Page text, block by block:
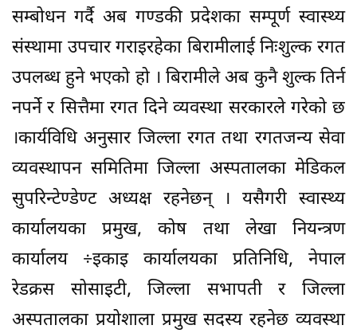
सम्बोधन गर्दै अब गण्डकी प्रदेशका सम्पूर्ण स्वास्थ्य
संस्थामा उपचार गराइरहेका बिरामीलाई निःशुल्क रगत
उपलब्ध हुने भएको हो । बिरामीले अब कुनै शुल्क तिर्न
नपर्ने र सित्तैमा रगत दिने व्यवस्था सरकारले गरेको छ
।कार्यविधि अनुसार जिल्ला रगत तथा रगतजन्य सेवा
व्यवस्थापन समितिमा जिल्ला अस्पतालका मेडिकल
सुपरिन्टेण्डेण्ट अध्यक्ष रहनेछन् । यसैगरी स्वास्थ्य
कार्यालयका प्रमुख, कोष तथा लेखा नियन्त्रण
कार्यालय ÷इकाइ कार्यालयका प्रतिनिधि, नेपाल
रेडक्रस सोसाइटी, जिल्ला सभापती र जिल्ला
अस्पतालका प्रयोशाला प्रमुख सदस्य रहनेछ व्यवस्था